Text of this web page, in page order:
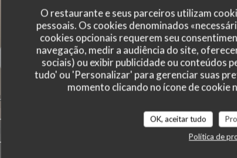
O restaurante e seus parceiros utilizam
pessoais. Os cookies denominados
cookies opcionais requerem seu
navegação, medir a audiência do site,
sociais) ou exibir publicidade ou conteúdos
tudo' ou 'Personalizar' para gerenciar suas
momento clicando no ícone de cookie
OK, aceitar tudo
Política de
SUR-MER